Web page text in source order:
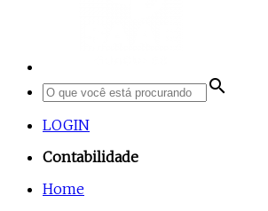
search
LOGIN
Contabilidade
Home